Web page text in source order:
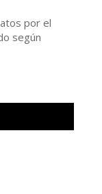
por el
según